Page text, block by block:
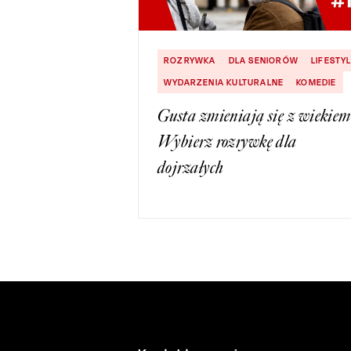
ROZRYWKA DLA SENIORÓW
WYDARZENIA KULTURALNE
KOMEDIE
Gusta zmieniają się z
Wybierz rozrywkę dla
dojrzałych